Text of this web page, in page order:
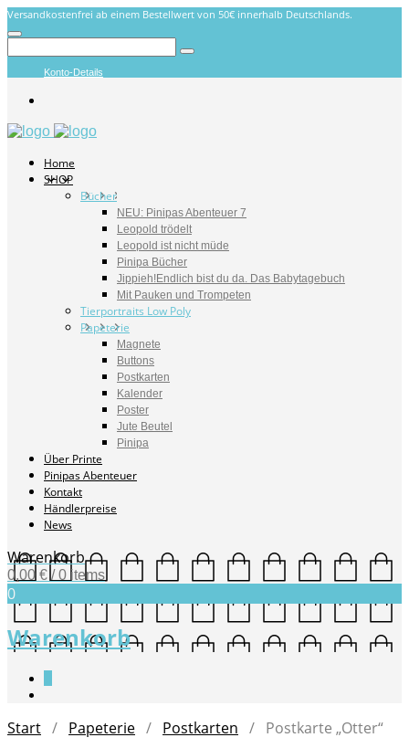
Versandkostenfrei ab einem Bestellwert von 50€ innerhalb Deutschlands.
Konto-Details
Home
SHOP
Bücher
NEU: Pinipas Abenteuer 7
Leopold trödelt
Leopold ist nicht müde
Pinipa Bücher
Jippieh!Endlich bist du da. Das Babytagebuch
Mit Pauken und Trompeten
Tierportraits Low Poly
Papeterie
Magnete
Buttons
Postkarten
Kalender
Poster
Jute Beutel
Pinipa
Über Printe
Pinipas Abenteuer
Kontakt
Händlerpreise
News
Warenkorb
0,00 € / 0 items
0
Warenkorb
Start / Papeterie / Postkarten / Postkarte „Otter“